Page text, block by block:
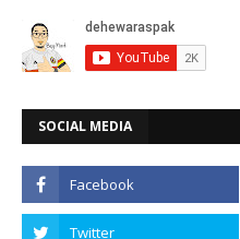
SOCIAL MEDIA